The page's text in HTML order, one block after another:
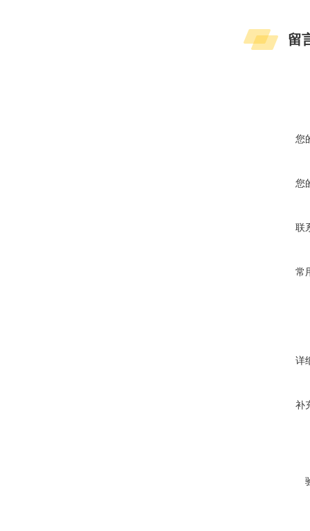
留
您
您
联
常
详
补